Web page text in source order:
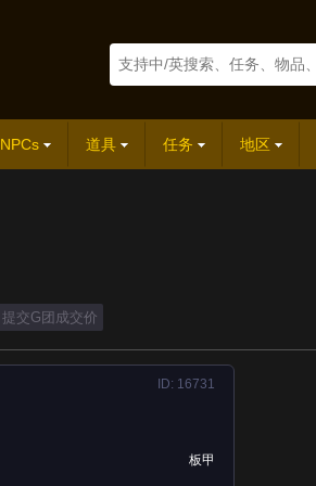
NPCs 道具 任务 地区
提交G团成交价
ID: 16731
板甲